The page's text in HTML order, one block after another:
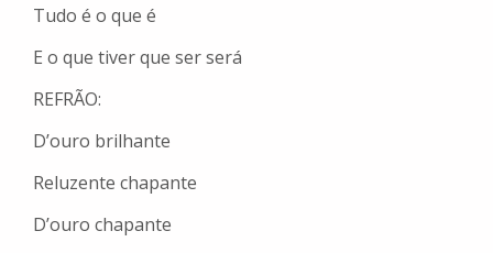
Tudo é o que é
E o que tiver que ser será
REFRÃO:
D’ouro brilhante
Reluzente chapante
D’ouro chapante